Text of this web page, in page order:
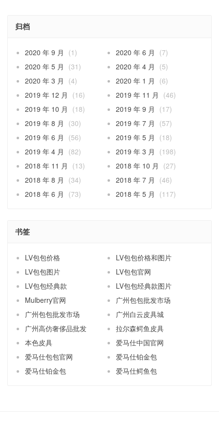
归档
2020 年 9 月 (1) 2020 年 6 月
(7)
2020 年 5 月
(31) 2020 年 4 月
(5)
2020 年 3 月
(4) 2020 年 1 月
(6)
2019 年 12 月
(16) 2019 年 11 月
(46)
2019 年 10 月
(18) 2019 年 9 月
(17)
2019 年 8 月
(30) 2019 年 7 月
(57)
2019 年 6 月
(56) 2019 年 5 月
(18)
2019 年 4 月
(82) 2019 年 3 月
(198)
2018 年 11 月
(13) 2018 年 10 月
(27)
2018 年 8 月
(34) 2018 年 7 月
(46)
2018 年 6 月
(73) 2018 年 5 月 (117)
书签
LV包包价格
LV包包价格和图片
LV包包图片
LV包包官网
LV包包经典款
LV包包经典款图片
Mulberry官网
广州包包批发市场
广州包包批发市场
广州白云皮具城
广州高仿奢侈品批发
拉尔森鳄鱼皮具
本色皮具
爱马仕中国官网
爱马仕包包官网
爱马仕铂金包
爱马仕铂金包
爱马仕鳄鱼包